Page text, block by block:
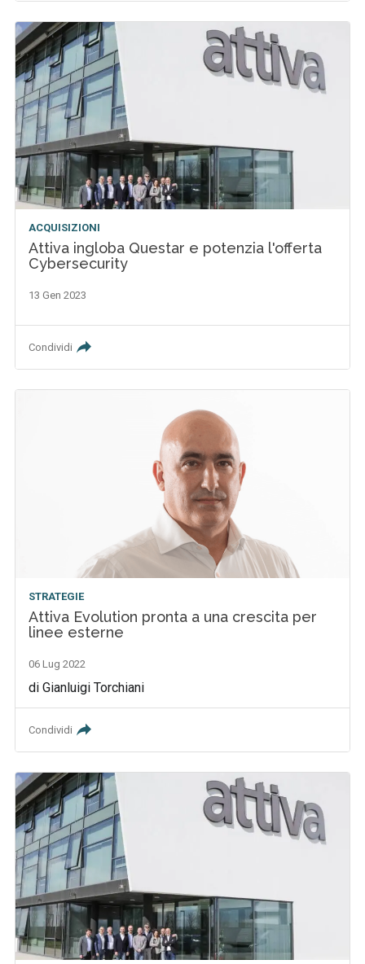
ACQUISIZIONI
Attiva ingloba Questar e potenzia l'offerta
Cybersecurity
13 Gen 2023
Condividi
STRATEGIE
Attiva Evolution pronta a una crescita per
linee esterne
06 Lug 2022
di Gianluigi Torchiani
Condividi